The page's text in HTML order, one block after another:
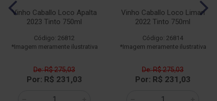
Vinho Caballo Loco Apalta
2023 Tinto 750ml
Código: 26812
*Imagem meramente ilustrativa
De: R$ 275,03
Por: R$ 231,03
Vinho Caballo Loco Limari
2022 Tinto 750ml
Código: 26814
*Imagem meramente ilustrativa
De: R$ 275,03
Por: R$ 231,03